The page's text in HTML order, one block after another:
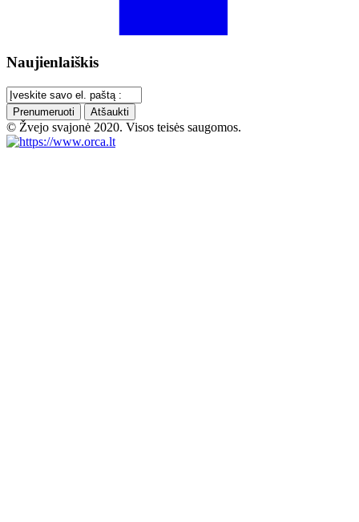
Naujienlaiškis
Prenumeruoti Atšaukti
© Žvejo svajonė 2020. Visos teisės saugomos.